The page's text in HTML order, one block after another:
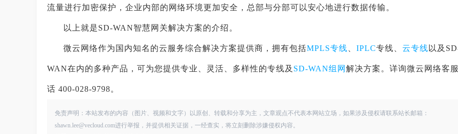
流量进行加密保护，企业内部的网络环境更加安全，总部与分部可以安心地进行数据传输。
以上就是SD-WAN智慧网关解决方案的介绍。
微云网络作为国内知名的云服务综合解决方案提供商，拥有包括MPLS专线 IPLC专线、 云专线 以及
WAN在内的多种产品，可为您提供专业、灵活、多样性的专线及 SD-WAN组网 解决方案。详询微云网络客
话 400-028-9798。
免责声明：本站发布的内容（图片、视频和文字）以原创、转载和分享为主，文章观点不代表本网站立场，如果涉及侵权请联系站长邮箱：
shawn.lee@vecloud.com进行举报，并提供相关证据，一经查实，将立刻删除涉嫌侵权内容。